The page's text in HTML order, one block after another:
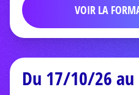
VOIR LA
Du 17/10/26